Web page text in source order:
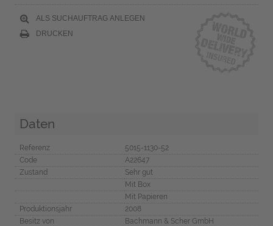
ALS SUCHAUFTRAG ANLEGEN
DRUCKEN
Daten
Referenz
5015-1130-52
Code
A22647
Zustand
Sehr gut
Mit Box
Mit Papieren
Produktionsjahr
2008
Besitz von
Bachmann & Scher GmbH